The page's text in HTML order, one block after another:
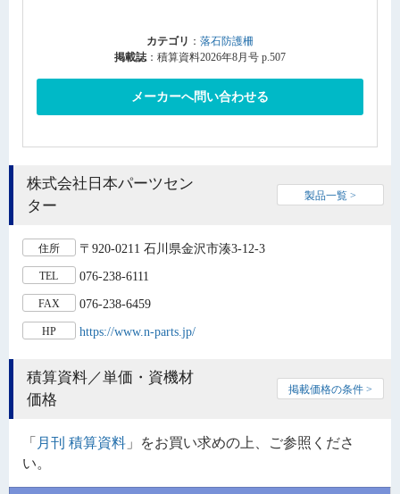
カテゴリ ： 落石防護柵
掲載誌 ：積算資料2026年8月号 p.507
メーカーへ問い合わせる
株式会社日本パーツセン
ター
製品一覧 >
住所 〒920-0211 石川県金沢市湊3-12-3
TEL 076-238-6111
FAX 076-238-6459
HP https://www.n-parts.jp/
積算資料／単価・資機材
価格
掲載価格の条件 >
「 月刊 積算資料 」をお買い求めの上、ご参照くださ
い。